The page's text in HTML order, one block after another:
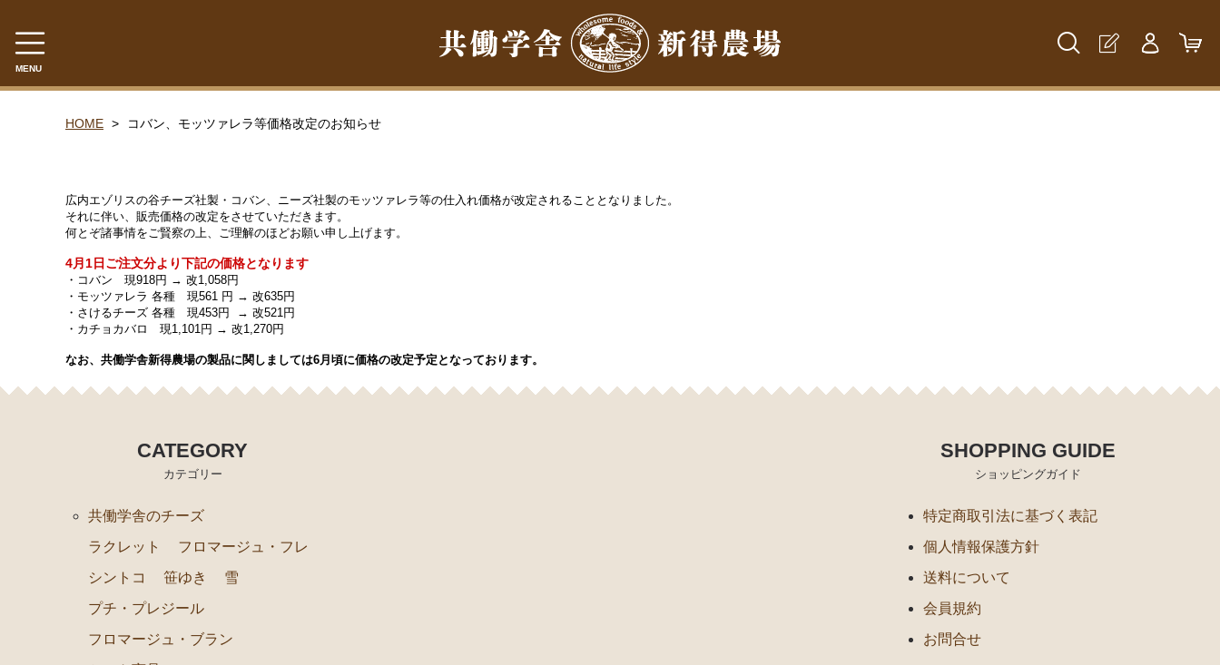
MENU
フロマージュ・フレ
笹ゆき
共働学舎の加工食品
きな粉
共働学舎のトマトソース
ホエイジャム
共働学舎のぶどうジュース
肉加工製品(寧楽共働学舎製)
HOME コバン、モッツァレラ等価格改定のお知らせ
広内エゾリスの谷チーズ社製・コバン、ニーズ社製のモッツァレラ等の仕入れ価格が改定されることとなりました。
それに伴い、販売価格の改定をさせていただきます。
何とぞ諸事情をご賢察の上、ご理解のほどお願い申し上げます。
4月1日ご注文分より下記の価格となります
・コバン 現918円 → 改1,058円
・モッツァレラ 各種 現561 円 → 改635円
・さけるチーズ 各種 現453円 → 改521円
・カチョカバロ 現1,101円 → 改1,270円
なお、共働学舎新得農場の製品に関しましては6月頃に価格の改定予定となっております。
CATEGORY
カテゴリー
共働学舎のチーズ
ラクレット
フロマージュ・フレ
シントコ
笹ゆき
雪
プチ・プレジール
フロマージュ・ブラン
SHOPPING GUIDE
ショッピングガイド
特定商取引法に基づく表記
個人情報保護方針
送料について
会員規約
お問合せ